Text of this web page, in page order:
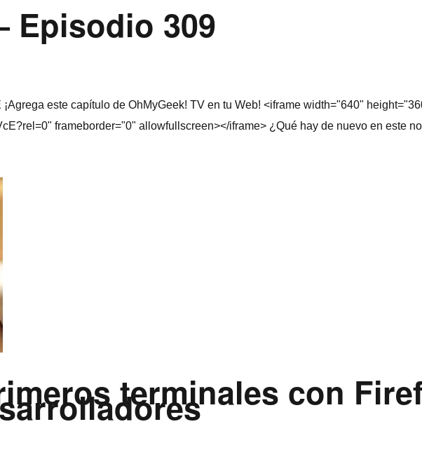
Episodio 309
este capí­tulo de OhMyGeek! TV en tu Web! <iframe width="640"
frameborder="0" allowfullscreen></iframe> ¿Qué hay de nuevo en este
terminales con